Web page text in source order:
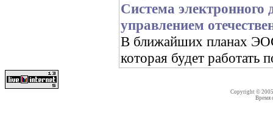
Система
управлением
В ближайших планах
которая будет
Copyright ©
Время